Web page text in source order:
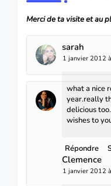
Merci de ta visite et au
sarah
1 janvier 2012
what a nice
year.really
delicious
wishes to
Répondre
Clemence
1 janvier 2012